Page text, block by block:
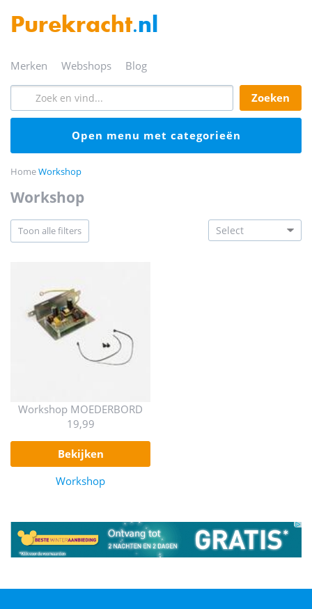
Purekracht.nl
merken webshops blog
zoeken
open menu met categorieën
HomeWorkshop
workshop
toon alle filters
Workshop MOEDERBORD
19,99
bekijken
Workshop